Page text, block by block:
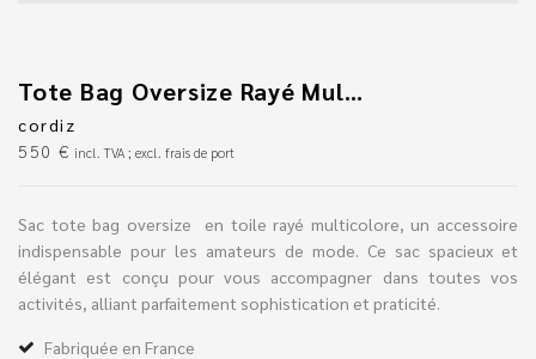
Tote Bag Oversize Rayé Multicolore À Nouer
cordiz
550 € incl. TVA ; excl. frais de port
Sac tote bag oversize en toile rayé multicolore, un accessoire
indispensable pour les amateurs de mode. Ce sac spacieux et
élégant est conçu pour vous accompagner dans toutes vos
activités, alliant parfaitement sophistication et praticité.
Fabriquée en France